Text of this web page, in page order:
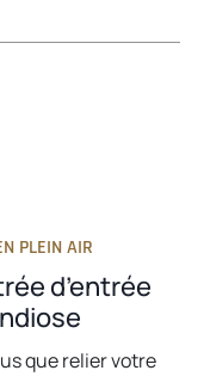
PLEIN AIR
d’entrée
que relier votre